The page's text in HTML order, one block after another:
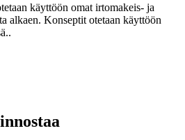
käyttöön omat irtomakeis- ja
alkaen. Konseptit otetaan käyttöön
.